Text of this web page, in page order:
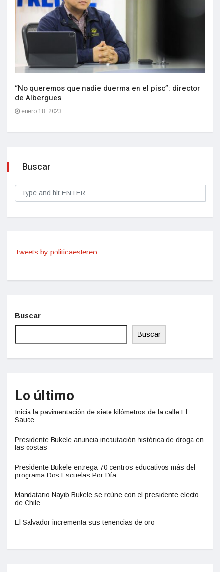
“No queremos que nadie duerma en el piso”: director
de Albergues
enero 18, 2023
Buscar
Tweets by politicaestereo
Buscar
Buscar
Lo último
Inicia la pavimentación de siete kilómetros de la calle El
Sauce
Presidente Bukele anuncia incautación histórica de droga en
las costas
Presidente Bukele entrega 70 centros educativos más del
programa Dos Escuelas Por Día
Mandatario Nayib Bukele se reúne con el presidente electo
de Chile
El Salvador incrementa sus tenencias de oro